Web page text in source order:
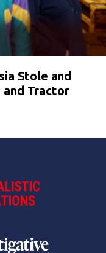
Stole and
Tractor